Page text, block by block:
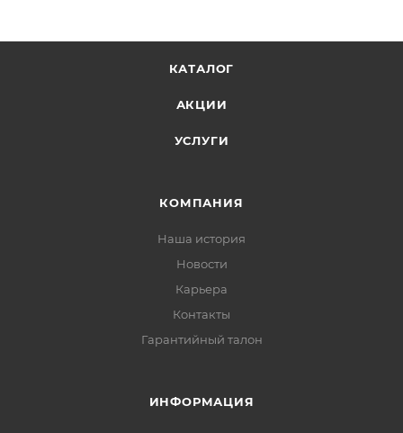
КАТАЛОГ
АКЦИИ
УСЛУГИ
КОМПАНИЯ
Наша история
Новости
Карьера
Контакты
Гарантийный талон
ИНФОРМАЦИЯ